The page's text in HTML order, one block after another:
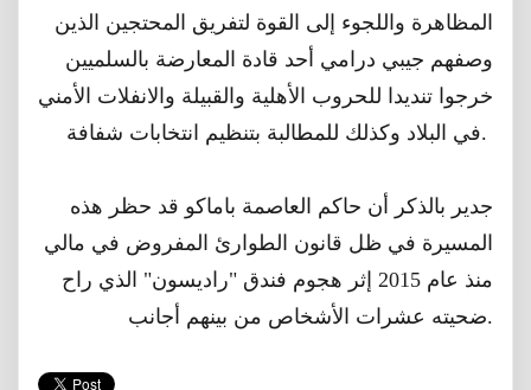
ﺍﻟﻤﻈﺎﻫﺮﺓ ﻭﺍﻟﻠﺠﻮﺀ ﺇﻟﻰ ﺍﻟﻘﻮﺓ ﻟﺘﻔﺮﻳﻖ ﺍﻟﻤﺤﺘﺠﻴﻦ الذين
وصفهم جيبي درامي أحد قادة المعارضة بالسلميين
خرجوا تنديدا للحروب الأهلية والقبيلة والانفلات الأمني
في البلاد وكذلك للمطالبة بتنظيم انتخابات شفافة.
جدير بالذكر أن حاكم العاصمة باماكو قد حظر هذه
المسيرة في ظل قانون الطوارئ المفروض في مالي
منذ عام 2015 إثر هجوم فندق "راديسون" الذي راح
ضحيته عشرات الأشخاص من بينهم أجانب.